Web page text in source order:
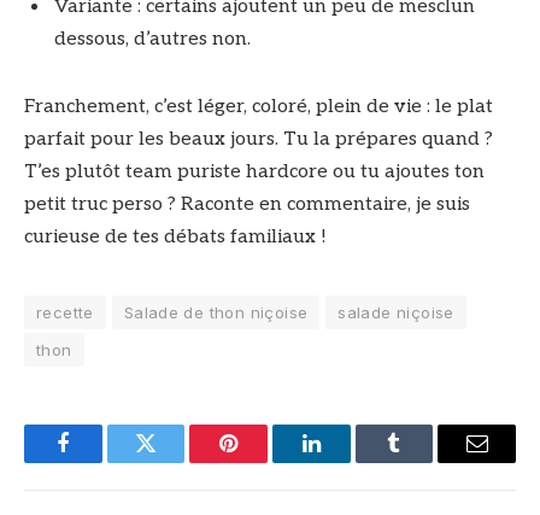
Variante : certains ajoutent un peu de mesclun
dessous, d’autres non.
Franchement, c’est léger, coloré, plein de vie : le plat
parfait pour les beaux jours. Tu la prépares quand ?
T’es plutôt team puriste hardcore ou tu ajoutes ton
petit truc perso ? Raconte en commentaire, je suis
curieuse de tes débats familiaux !
recette Salade de thon niçoise
salade niçoise
thon
FacebookTwitter Pinterest LinkedInTumblr Email